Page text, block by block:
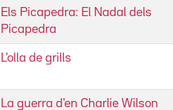
Els Picapedra: El Nadal dels
Picapedra
L'olla de grills
La guerra d'en Charlie Wilson